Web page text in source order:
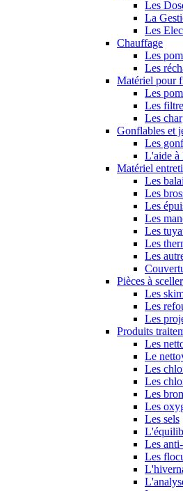
Les
La
Les
Chauffage
Les
Les
Matériel pour
Les
Les
Les
Gonflables et
Les
L'aide à
Matériel
Les
Les
Les
Les
Les
Les
Les
Pièces à sceller
Les
Les
Les
Produits
Les
Le
Les
Les
Les
Les
Les sels
Les
Les